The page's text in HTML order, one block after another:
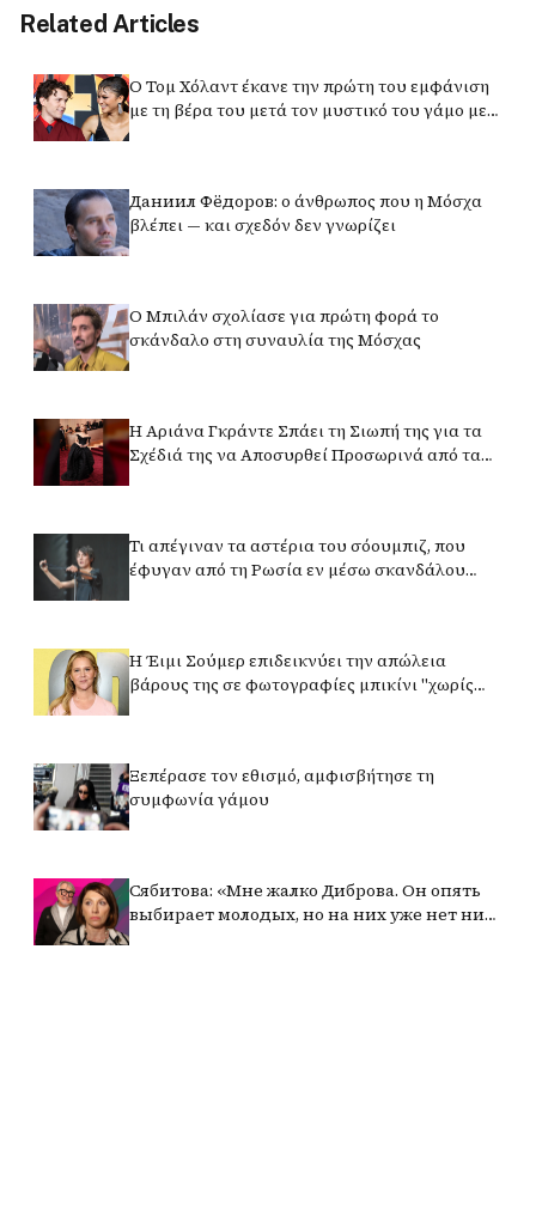
Related Articles
Ο Τομ Χόλαντ έκανε την πρώτη του εμφάνιση
με τη βέρα του μετά τον μυστικό του γάμο με
Даниил Фёдоров: ο άνθρωπος που η Μόσχα
βλέπει — και σχεδόν δεν γνωρίζει
Ο Μπιλάν σχολίασε για πρώτη φορά το
σκάνδαλο στη συναυλία της Μόσχας
Η Αριάνα Γκράντε Σπάει τη Σιωπή της για τα
Σχέδιά της να Αποσυρθεί Προσωρινά από τα
Τι απέγιναν τα αστέρια του σόουμπιζ, που
έφυγαν από τη Ρωσία εν μέσω σκανδάλου
Η Έιμι Σούμερ επιδεικνύει την απώλεια
βάρους της σε φωτογραφίες μπικίνι "χωρίς
Ξεπέρασε τον εθισμό, αμφισβήτησε τη
συμφωνία γάμου
Сябитова: «Мне жалко Диброва. Он опять
выбирает молодых, но на них уже нет ни